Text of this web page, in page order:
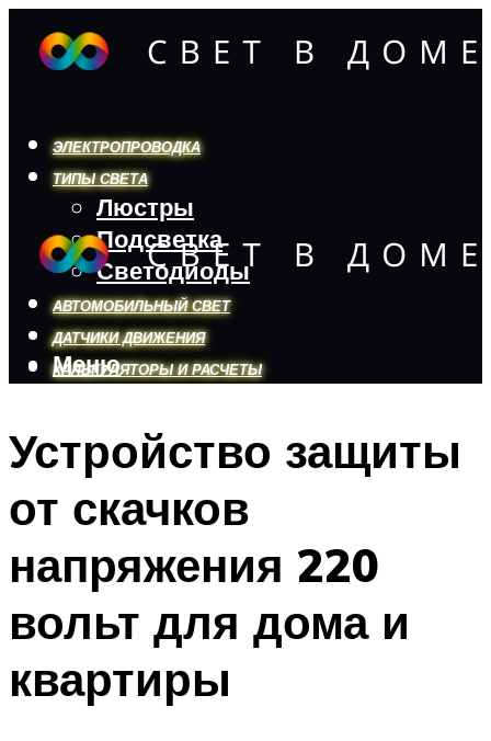
ЭЛЕКТРОПРОВОДКА
ТИПЫ СВЕТА
Люстры
Подсветка
Светодиоды
АВТОМОБИЛЬНЫЙ СВЕТ
ДАТЧИКИ ДВИЖЕНИЯ
КАЛЬКУЛЯТОРЫ И РАСЧЕТЫ
Меню
Меню
Устройство защиты
от скачков
напряжения 220
вольт для дома и
квартиры